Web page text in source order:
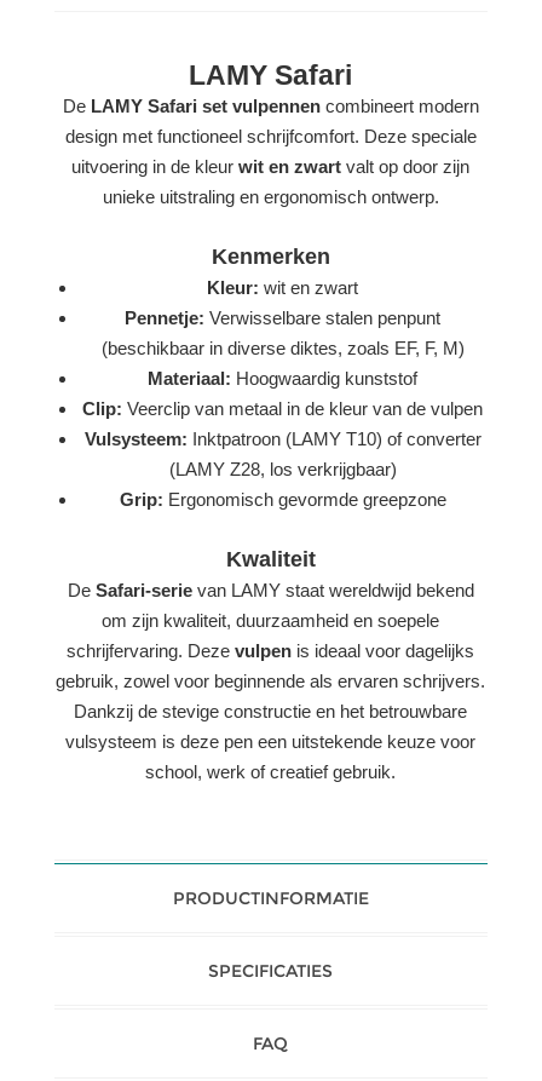
LAMY Safari
De LAMY Safari set vulpennencombineert modern
design met functioneel schrijfcomfort. Deze speciale
uitvoering in de kleurwit en zwart valt op door zijn
unieke uitstraling en ergonomisch ontwerp.
Kenmerken
Kleur: wit en zwart
Pennetje: Verwisselbare stalen penpunt
(beschikbaar in diverse diktes, zoals EF, F, M)
Materiaal: Hoogwaardig kunststof
Clip: Veerclip van metaal in de kleur van de vulpen
Vulsysteem: Inktpatroon (LAMY T10) of converter
(LAMY Z28, los verkrijgbaar)
Grip: Ergonomisch gevormde greepzone
Kwaliteit
De Safari-serievan LAMY staat wereldwijd bekend
om zijn kwaliteit, duurzaamheid en soepele
schrijfervaring. Dezevulpen is ideaal voor dagelijks
gebruik, zowel voor beginnende als ervaren schrijvers.
Dankzij de stevige constructie en het betrouwbare
vulsysteem is deze pen een uitstekende keuze voor
school, werk of creatief gebruik.
PRODUCTINFORMATIE
SPECIFICATIES
FAQ